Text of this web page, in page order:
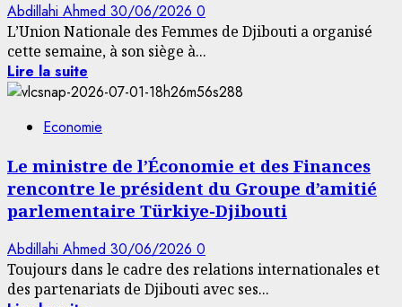
Abdillahi Ahmed 30/06/2026 0
L’Union Nationale des Femmes de Djibouti a organisé
cette semaine, à son siège à...
Lire la suite
Economie
Le ministre de l’Économie et des Finances
rencontre le président du Groupe d’amitié
parlementaire Türkiye-Djibouti
Abdillahi Ahmed 30/06/2026 0
Toujours dans le cadre des relations internationales et
des partenariats de Djibouti avec ses...